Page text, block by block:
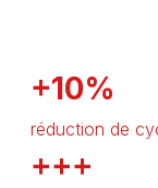
+10%
réduction de
+++